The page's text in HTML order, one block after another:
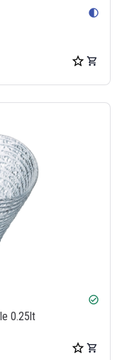
contrast
check_circle
0.25lt